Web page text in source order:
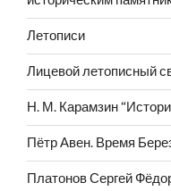
Летописи
Лицевой летописный
Н. М. Карамзин
Пётр Авен. Время
Платонов Сергей